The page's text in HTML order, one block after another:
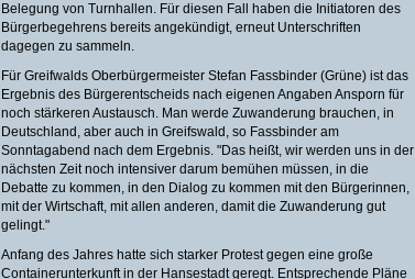
Belegung von Turnhallen. Für diesen Fall haben die Initiatoren des
Bürgerbegehrens bereits angekündigt, erneut Unterschriften
dagegen zu sammeln.
Für Greifwalds Oberbürgermeister Stefan Fassbinder (Grüne) ist das
Ergebnis des Bürgerentscheids nach eigenen Angaben Ansporn für
noch stärkeren Austausch. Man werde Zuwanderung brauchen, in
Deutschland, aber auch in Greifswald, so Fassbinder am
Sonntagabend nach dem Ergebnis. "Das heißt, wir werden uns in der
nächsten Zeit noch intensiver darum bemühen müssen, in die
Debatte zu kommen, in den Dialog zu kommen mit den Bürgerinnen,
mit der Wirtschaft, mit allen anderen, damit die Zuwanderung gut
gelingt."
Anfang des Jahres hatte sich starker Protest gegen eine große
Containerunterkunft in der Hansestadt geregt. Entsprechende Pläne